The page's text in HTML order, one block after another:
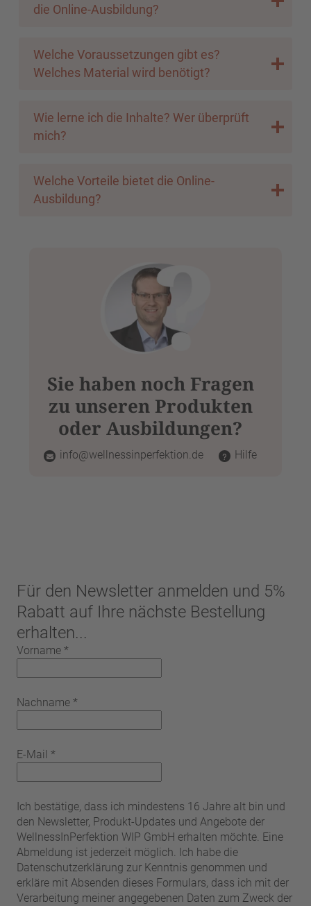
die Online-Ausbildung?
Welche Voraussetzungen gibt es?
Welches Material wird benötigt?
Wie lerne ich die Inhalte? Wer überprüft
mich?
Welche Vorteile bietet die Online-
Ausbildung?
Sie haben noch Fragen
zu unseren Produkten
oder Ausbildungen?
info@wellnessinperfektion.de Hilfe
Für den Newsletter anmelden und 5%
Rabatt auf Ihre nächste Bestellung
erhalten...
Vorname *
Nachname *
E-Mail *
Ich bestätige, dass ich mindestens 16 Jahre alt bin und
den Newsletter, Produkt-Updates und Angebote der
WellnessInPerfektion WIP GmbH erhalten möchte. Eine
Abmeldung ist jederzeit möglich. Ich habe die
Datenschutzerklärung zur Kenntnis genommen und
erkläre mit Absenden dieses Formulars, dass ich mit der
Verarbeitung meiner angegebenen Daten zum Zweck der